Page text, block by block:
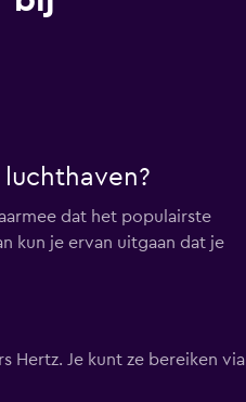
dat het populairste
kun je ervan uitgaan dat je
Hertz. Je kunt ze bereiken via